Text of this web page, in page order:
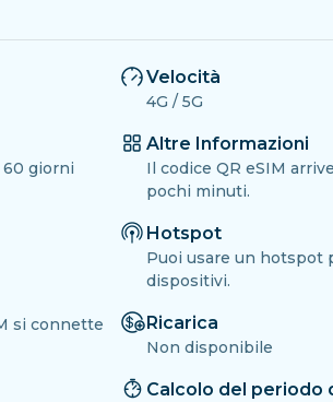
giorni
si connette
Velocità
4G / 5G
Altre Informazioni
Il codice QR eSIM
pochi minuti.
Hotspot
Puoi usare un hotspot
dispositivi.
Ricarica
Non disponibile
Calcolo del periodo